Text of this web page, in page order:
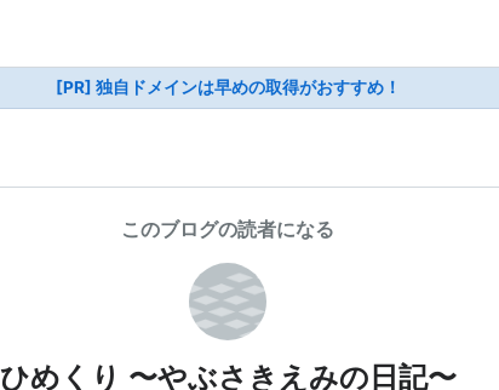
[PR] 独自ドメインは早めの取得がおすすめ！
このブログの読者になる
ひめくり 〜やぶさきえみの日記〜